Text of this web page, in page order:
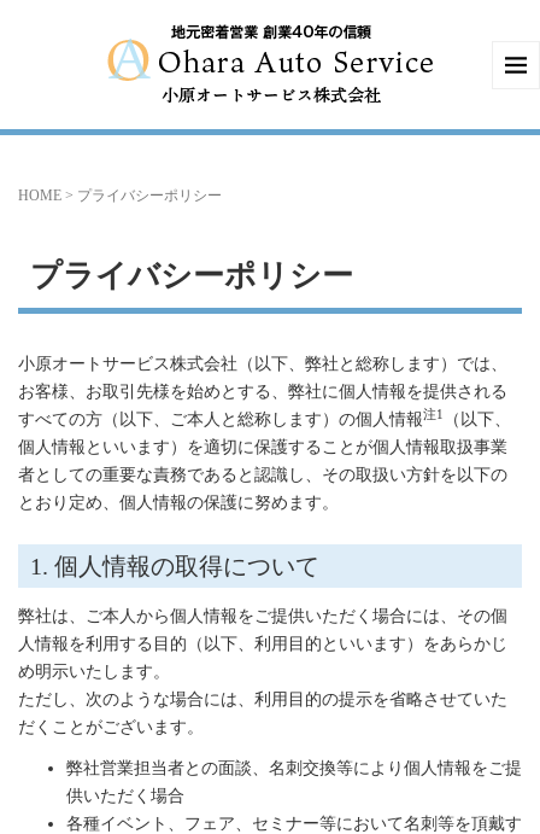
HOME > プライバシーポリシー
プライバシーポリシー
小原オートサービス株式会社（以下、弊社と総称します）では、
お客様、お取引先様を始めとする、弊社に個人情報を提供される
すべての方（以下、ご本人と総称します）の個人情報注1
（以下、
個人情報といいます）を適切に保護することが個人情報取扱事業
者としての重要な責務であると認識し、その取扱い方針を以下の
とおり定め、個人情報の保護に努めます。
1. 個人情報の取得について
弊社は、ご本人から個人情報をご提供いただく場合には、その個
人情報を利用する目的（以下、利用目的といいます）をあらかじ
め明示いたします。
ただし、次のような場合には、利用目的の提示を省略させていた
だくことがございます。
弊社営業担当者との面談、名刺交換等により個人情報をご提
供いただく場合
各種イベント、フェア、セミナー等において名刺等を頂戴す